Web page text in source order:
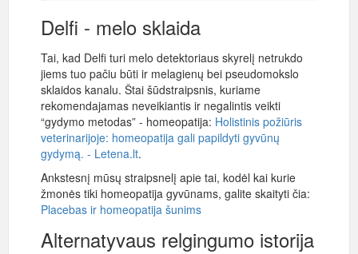
Delfi - melo sklaida
Tai, kad Delfi turi melo detektoriaus skyrelį netrukdo
jiems tuo pačiu būti ir melagienų bei pseudomokslo
sklaidos kanalu. Štai šūdstraipsnis, kuriame
rekomendajamas neveikiantis ir negalintis veikti
“gydymo metodas” - homeopatija: Holistinis požiūris
veterinarijoje: homeopatija gali papildyti gyvūnų
gydymą. - Letena.lt.
Ankstesnį mūsų straipsnelį apie tai, kodėl kai kurie
žmonės tiki homeopatija gyvūnams, galite skaityti čia:
Placebas ir homeopatija šunims
Alternatyvaus relgingumo istorija